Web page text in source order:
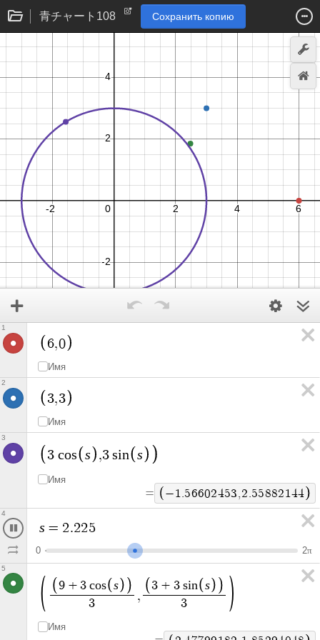
青チャート108 Сохранить копию
6,0
Имя
1
3,3
Имя
2
3 cos s ,3 sin s
Имя
= −2.12090773,2.12173288
3
s = 2.487
0 2π
4
9 + 3 cos s
3
,
3 + 3 sin s
3
Имя
5